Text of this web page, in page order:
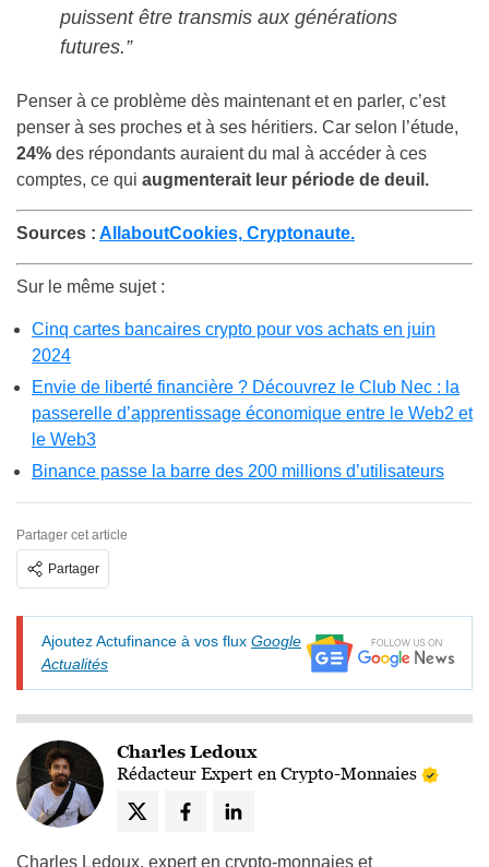
puissent être transmis aux générations
futures.”
Penser à ce problème dès maintenant et en parler, c’est
penser à ses proches et à ses héritiers. Car selon l’étude,
24% des répondants auraient du mal à accéder à ces
comptes, ce qui augmenterait leur période de deuil.
Sources : AllaboutCookies, Cryptonaute.
Sur le même sujet :
Cinq cartes bancaires crypto pour vos achats en juin
2024
Envie de liberté financière ? Découvrez le Club Nec : la
passerelle d’apprentissage économique entre le Web2 et
le Web3
Binance passe la barre des 200 millions d’utilisateurs
Partager cet article
Partager
Ajoutez Actufinance à vos flux Google
Actualités
Charles Ledoux
Rédacteur Expert en Crypto-Monnaies
Charles Ledoux, expert en crypto-monnaies et